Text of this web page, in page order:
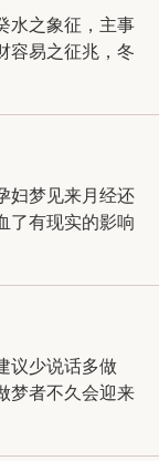
水之象征，主事
容易之征兆，冬
妇梦见来月经还
了有现实的影响
议少说话多做
梦者不久会迎来